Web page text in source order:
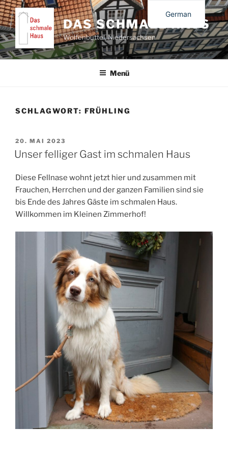
Zum
Inhalt
springen
DAS SCHMALE HAUS
Wolfenbüttel, Niedersachsen
Menü
SCHLAGWORT: FRÜHLING
VERÖFFENTLICHT
AM
20. MAI 2023
Unser felliger Gast im schmalen Haus
Diese Fellnase wohnt jetzt hier und zusammen mit
Frauchen, Herrchen und der ganzen Familien sind sie
bis Ende des Jahres Gäste im schmalen Haus.
Willkommen im Kleinen Zimmerhof!
German
English